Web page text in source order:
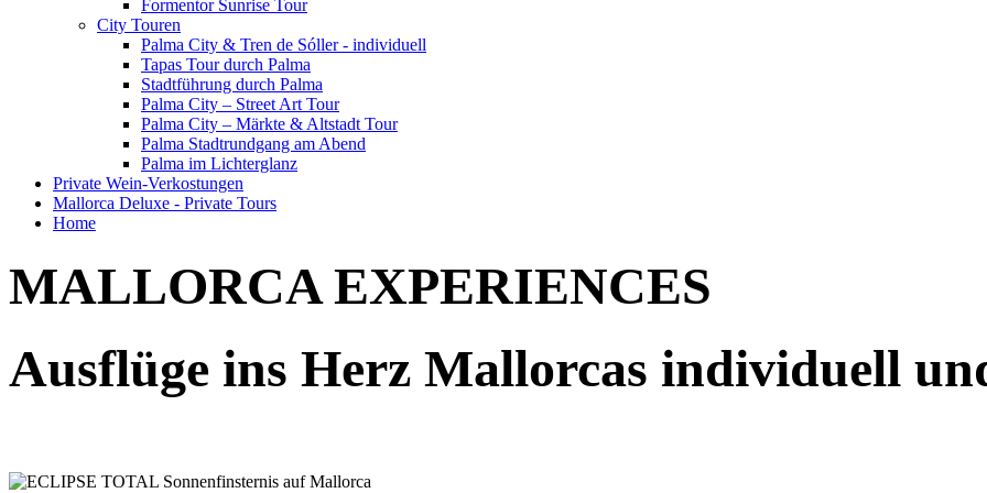
Formentor Sunrise Tour
City Touren
Palma City & Tren de Sóller - individuell
Tapas Tour durch Palma
Stadtführung durch Palma
Palma City – Street Art Tour
Palma City – Märkte & Altstadt Tour
Palma Stadtrundgang am Abend
Palma im Lichterglanz
Private Wein-Verkostungen
Mallorca Deluxe - Private Tours
Home
MALLORCA EXPERIENCES
Ausflüge ins Herz Mallorcas individuell